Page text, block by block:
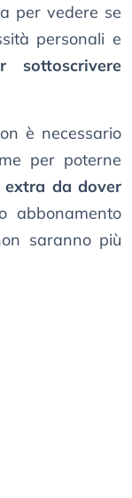
per vedere se
personali e
sottoscrivere
è necessario
per poterne
extra da dover
abbonamento
saranno più